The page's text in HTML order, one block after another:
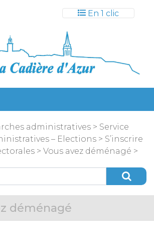
En 1 clic
administratives > Service
– Elections > S’inscrire
> Vous avez déménagé >
déménagé